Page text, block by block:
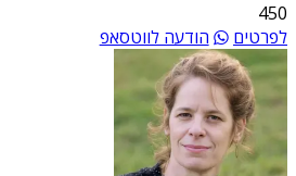
450
לפרטים
הודעה לווטסאפ